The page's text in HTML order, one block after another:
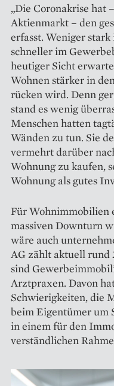
„Die Coronakrise hat
Aktienmarkt – den
erfasst. Weniger
schneller im
heutiger Sicht
Wohnen stärker in
rücken wird. Denn
stand es wenig
Menschen hatten
Wänden zu tun. Sie
vermehrt darüber
Wohnung zu kaufen,
Wohnung als gutes
Für Wohnimmobilien
massiven Down­turn
wäre auch
AG zählt aktuell rund
sind
Arztpraxen. Davon
Schwierigkeiten, die
beim Eigentümer um
in einem für den
verständlichen